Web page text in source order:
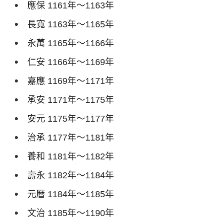
應保 1161年～1163年
長寬 1163年～1165年
永萬 1165年～1166年
仁安 1166年～1169年
嘉應 1169年～1171年
承安 1171年～1175年
安元 1175年～1177年
治承 1177年～1181年
養和 1181年～1182年
壽永 1182年～1184年
元曆 1184年～1185年
文治 1185年～1190年